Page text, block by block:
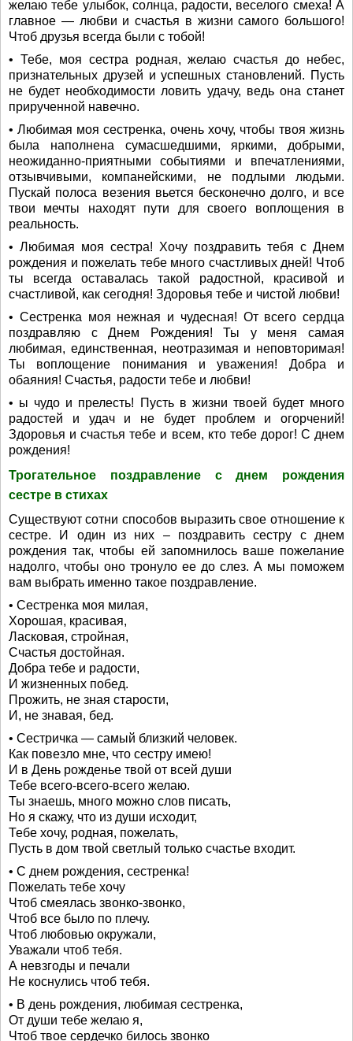
желаю тебе улыбок, солнца, радости, веселого смеха! А
главное — любви и счастья в жизни самого большого!
Чтоб друзья всегда были с тобой!
• Тебе, моя сестра родная, желаю счастья до небес,
признательных друзей и успешных становлений. Пусть
не будет необходимости ловить удачу, ведь она станет
прирученной навечно.
• Любимая моя сестренка, очень хочу, чтобы твоя жизнь
была наполнена сумасшедшими, яркими, добрыми,
неожиданно-приятными событиями и впечатлениями,
отзывчивыми, компанейскими, не подлыми людьми.
Пускай полоса везения вьется бесконечно долго, и все
твои мечты находят пути для своего воплощения в
реальность.
• Любимая моя сестра! Хочу поздравить тебя с Днем
рождения и пожелать тебе много счастливых дней! Чтоб
ты всегда оставалась такой радостной, красивой и
счастливой, как сегодня! Здоровья тебе и чистой любви!
• Сестренка моя нежная и чудесная! От всего сердца
поздравляю с Днем Рождения! Ты у меня самая
любимая, единственная, неотразимая и неповторимая!
Ты воплощение понимания и уважения! Добра и
обаяния! Счастья, радости тебе и любви!
• ы чудо и прелесть! Пусть в жизни твоей будет много
радостей и удач и не будет проблем и огорчений!
Здоровья и счастья тебе и всем, кто тебе дорог! С днем
рождения!
Трогательное поздравление с днем рождения
сестре в стихах
Существуют сотни способов выразить свое отношение к
сестре. И один из них – поздравить сестру с днем
рождения так, чтобы ей запомнилось ваше пожелание
надолго, чтобы оно тронуло ее до слез. А мы поможем
вам выбрать именно такое поздравление.
• Сестренка моя милая,
Хорошая, красивая,
Ласковая, стройная,
Счастья достойная.
Добра тебе и радости,
И жизненных побед.
Прожить, не зная старости,
И, не знавая, бед.
• Сестричка — самый близкий человек.
Как повезло мне, что сестру имею!
И в День рожденье твой от всей души
Тебе всего-всего-всего желаю.
Ты знаешь, много можно слов писать,
Но я скажу, что из души исходит,
Тебе хочу, родная, пожелать,
Пусть в дом твой светлый только счастье входит.
• С днем рождения, сестренка!
Пожелать тебе хочу
Чтоб смеялась звонко-звонко,
Чтоб все было по плечу.
Чтоб любовью окружали,
Уважали чтоб тебя.
А невзгоды и печали
Не коснулись чтоб тебя.
• В день рождения, любимая сестренка,
От души тебе желаю я,
Чтоб твое сердечко билось звонко